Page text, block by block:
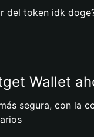
del token idk
Wallet
segura, con la